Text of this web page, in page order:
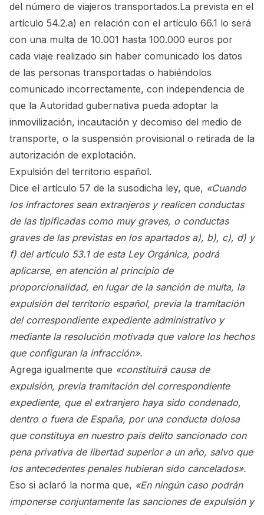
del número de viajeros transportados.La prevista en el
artículo 54.2.a) en relación con el artículo 66.1 lo será
con una multa de 10.001 hasta 100.000 euros por
cada viaje realizado sin haber comunicado los datos
de las personas transportadas o habiéndolos
comunicado incorrectamente, con independencia de
que la Autoridad gubernativa pueda adoptar la
inmovilización, incautación y decomiso del medio de
transporte, o la suspensión provisional o retirada de la
autorización de explotación.
Expulsión del territorio español.
Dice el artículo 57 de la susodicha ley, que, «Cuando
los infractores sean extranjeros y realicen conductas
de las tipificadas como muy graves, o conductas
graves de las previstas en los apartados a), b), c), d) y
f) del artículo 53.1 de esta Ley Orgánica, podrá
aplicarse, en atención al principio de
proporcionalidad, en lugar de la sanción de multa, la
expulsión del territorio español, previa la tramitación
del correspondiente expediente administrativo y
mediante la resolución motivada que valore los hechos
que configuran la infracción».
Agrega igualmente que «constituirá causa de
expulsión, previa tramitación del correspondiente
expediente, que el extranjero haya sido condenado,
dentro o fuera de España, por una conducta dolosa
que constituya en nuestro país delito sancionado con
pena privativa de libertad superior a un año, salvo que
los antecedentes penales hubieran sido cancelados».
Eso si aclaró la norma que, «En ningún caso podrán
imponerse conjuntamente las sanciones de expulsión y